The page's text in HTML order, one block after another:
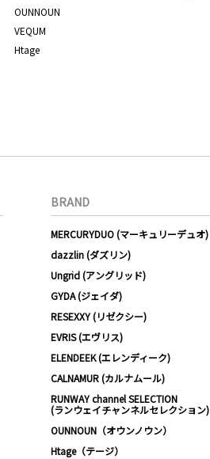
OUNNOUN
VEQUM
Htage
BRAND
MERCURYDUO (マーキュリーデュオ)
dazzlin (ダズリン)
Ungrid (アングリッド)
GYDA (ジェイダ)
RESEXXY (リゼクシー)
EVRIS (エヴリス)
ELENDEEK (エレンディーク)
CALNAMUR (カルナムール)
RUNWAY channel SELECTION
(ランウェイチャンネルセレクション)
OUNNOUN（オウンノウン）
Htage（テージ）